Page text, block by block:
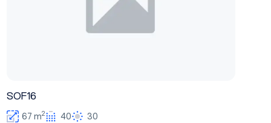
SOF16
67 m2 40 30